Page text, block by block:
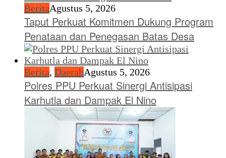
BeritaAgustus 5, 2026
Taput Perkuat Komitmen Dukung Program
Penataan dan Penegasan Batas Desa
Berita, DaerahAgustus 5, 2026
Polres PPU Perkuat Sinergi Antisipasi
Karhutla dan Dampak El Nino